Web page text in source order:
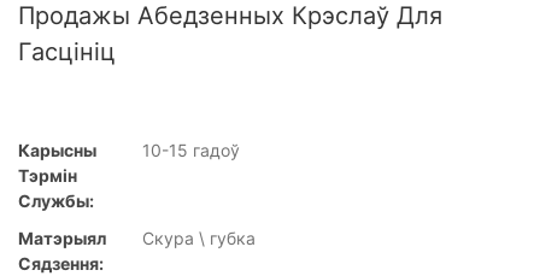
Продажы Абедзенных Крэслаў Для
Гасцініц
Карысны
Тэрмін
Службы:
10-15 гадоў
Матэрыял
Сядзення:
Скура \ губка